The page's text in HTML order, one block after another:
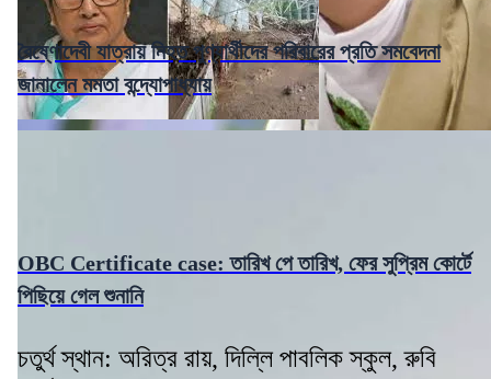
বৈষ্ণোদেবী যাত্রায় নিহত পুণ্যার্থীদের পরিবারের প্রতি সমবেদনা
জানালেন মমতা বন্দ্যোপাধ্যায়
OBC Certificate case: তারিখ পে তারিখ, ফের সুপ্রিম কোর্টে
পিছিয়ে গেল শুনানি
চতুর্থ স্থান: অরিত্র রায়, দিল্লি পাবলিক স্কুল, রুবি